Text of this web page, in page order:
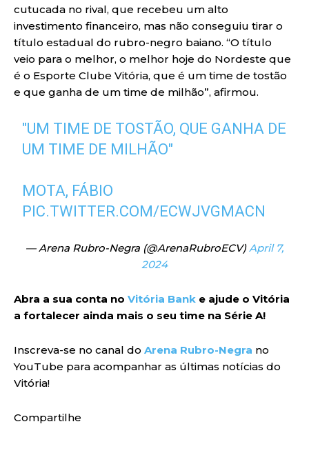
cutucada no rival, que recebeu um alto
investimento financeiro, mas não conseguiu tirar o
título estadual do rubro-negro baiano. “O título
veio para o melhor, o melhor hoje do Nordeste que
é o Esporte Clube Vitória, que é um time de tostão
e que ganha de um time de milhão”, afirmou.
"UM TIME DE TOSTÃO, QUE GANHA DE
UM TIME DE MILHÃO"
MOTA, FÁBIO
PIC.TWITTER.COM/ECWJVGMACN
— Arena Rubro-Negra (@ArenaRubroECV) April 7,
2024
Abra a sua conta no Vitória Bank e ajude o Vitória
a fortalecer ainda mais o seu time na Série A!
Inscreva-se no canal do Arena Rubro-Negra no
YouTube para acompanhar as últimas notícias do
Vitória!
Compartilhe